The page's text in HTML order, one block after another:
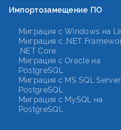
Импортозамещение ПО
Миграция с Windows на
Миграция с .NET
.NET Core
Миграция с Oracle на
PostgreSQL
Миграция с MS SQL
PostgreSQL
Миграция с MySQL на
PostgreSQL